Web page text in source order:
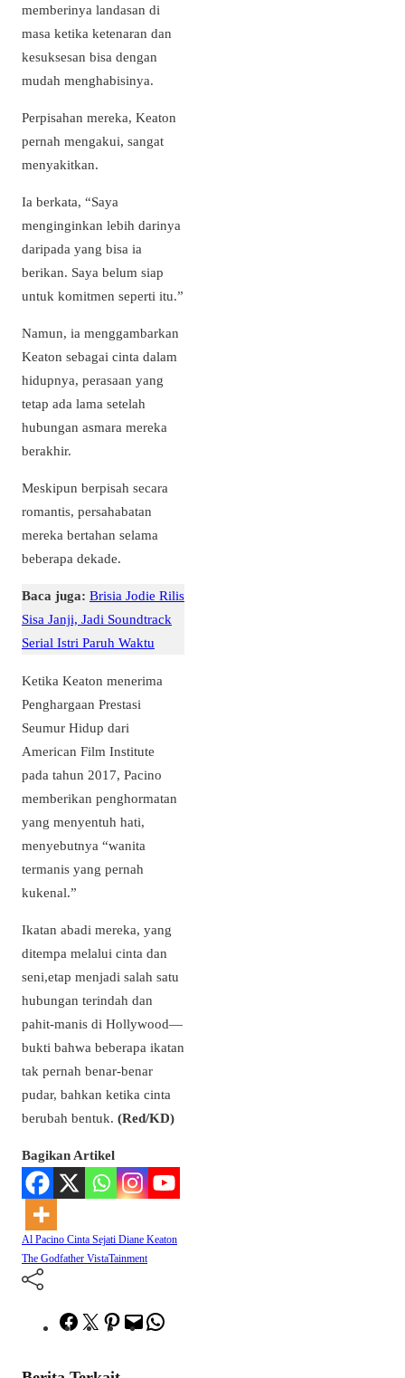
memberinya landasan di
masa ketika ketenaran dan
kesuksesan bisa dengan
mudah menghabisinya.
Perpisahan mereka, Keaton
pernah mengakui, sangat
menyakitkan.
Ia berkata, “Saya
menginginkan lebih darinya
daripada yang bisa ia
berikan. Saya belum siap
untuk komitmen seperti itu.”
Namun, ia menggambarkan
Keaton sebagai cinta dalam
hidupnya, perasaan yang
tetap ada lama setelah
hubungan asmara mereka
berakhir.
Meskipun berpisah secara
romantis, persahabatan
mereka bertahan selama
beberapa dekade.
Baca juga: Brisia Jodie Rilis
Sisa Janji, Jadi Soundtrack
Serial Istri Paruh Waktu
Ketika Keaton menerima
Penghargaan Prestasi
Seumur Hidup dari
American Film Institute
pada tahun 2017, Pacino
memberikan penghormatan
yang menyentuh hati,
menyebutnya “wanita
termanis yang pernah
kukenal.”
Ikatan abadi mereka, yang
ditempa melalui cinta dan
seni,etap menjadi salah satu
hubungan terindah dan
pahit-manis di Hollywood—
bukti bahwa beberapa ikatan
tak pernah benar-benar
pudar, bahkan ketika cinta
berubah bentuk. (Red/KD)
Bagikan Artikel
Al Pacino Cinta Sejati Diane Keaton
The Godfather VistaTainment
Facebook
TwitterPinterest
Mail